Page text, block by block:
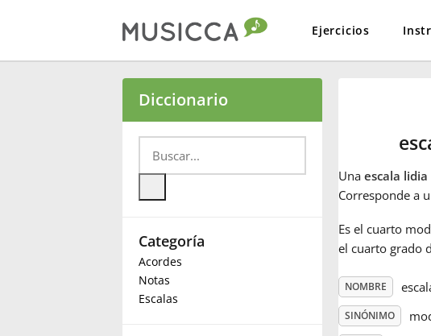
Ejercicios
Български
Deutsch
Diccionario
Categoría
Acordes
Notas
Escalas
Una escala lidia
Corresponde a
Es el cuarto
el cuarto grado
NOMBRE
SINÓNIMO